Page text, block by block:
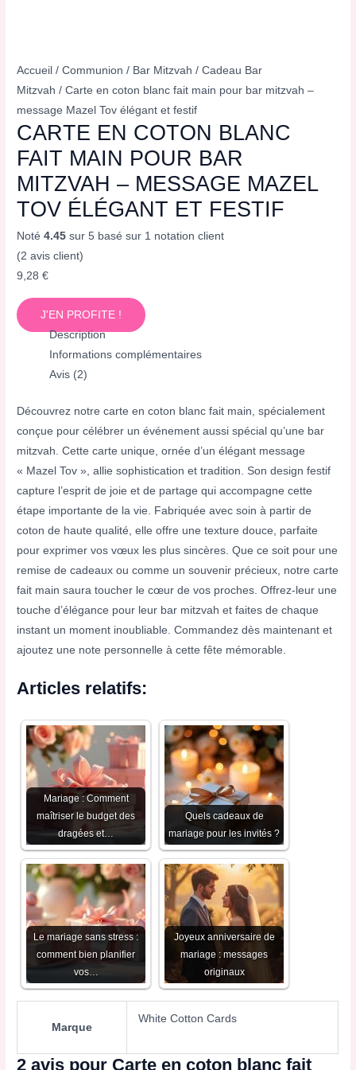
Accueil /Communion / Bar Mitzvah /Cadeau Bar
Mitzvah / Carte en coton blanc fait main pour bar mitzvah –
message Mazel Tov élégant et festif
CARTE EN COTON BLANC
FAIT MAIN POUR BAR
MITZVAH – MESSAGE MAZEL
TOV ÉLÉGANT ET FESTIF
Noté4.45 sur 5 basé sur 1 notation client
(2 avis client)
9,28€
J'EN PROFITE !
Description
Informations complémentaires
Avis (2)
Découvrez notre carte en coton blanc fait main, spécialement
conçue pour célébrer un événement aussi spécial qu’une bar
mitzvah. Cette carte unique, ornée d’un élégant message
« Mazel Tov », allie sophistication et tradition. Son design festif
capture l’esprit de joie et de partage qui accompagne cette
étape importante de la vie. Fabriquée avec soin à partir de
coton de haute qualité, elle offre une texture douce, parfaite
pour exprimer vos vœux les plus sincères. Que ce soit pour une
remise de cadeaux ou comme un souvenir précieux, notre carte
fait main saura toucher le cœur de vos proches. Offrez-leur une
touche d’élégance pour leur bar mitzvah et faites de chaque
instant un moment inoubliable. Commandez dès maintenant et
ajoutez une note personnelle à cette fête mémorable.
Articles relatifs:
Mariage : Comment
maîtriser le budget des
dragées et…
Quels cadeaux de
mariage pour les invités ?
Le mariage sans stress :
comment bien planifier
vos…
Joyeux anniversaire de
mariage : messages
originaux
Marque
White Cotton Cards
2 avis pour Carte en coton blanc fait